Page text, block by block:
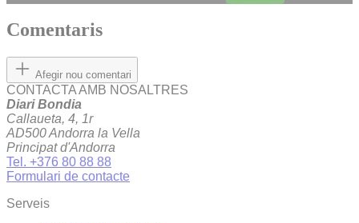
Comentaris
Afegir nou comentari
CONTACTA AMB NOSALTRES
Diari Bondia
Callaueta, 4, 1r
AD500 Andorra la Vella
Principat d'Andorra
Tel. +376 80 88 88
Formulari de contacte
Serveis